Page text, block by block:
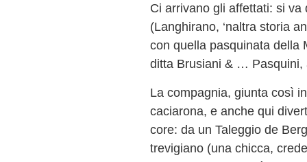
Ci arrivano gli affettati: si
(Langhirano, ‘naltra storia
con quella pasquinata della
ditta Brusiani & … Pasquini,
La compagnia, giunta così
caciarona, e anche qui
core: da un Taleggio de
trevigiano (una chicca,